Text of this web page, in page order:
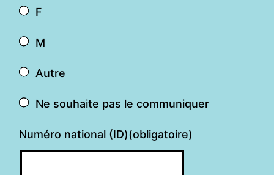
F
M
Autre
Ne souhaite pas le communiquer
Numéro national (ID)(obligatoire)